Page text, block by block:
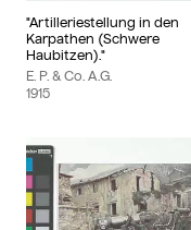
"Artilleriestellung in den
Karpathen (Schwere
Haubitzen)."
E. P. & Co. A.G.
1915